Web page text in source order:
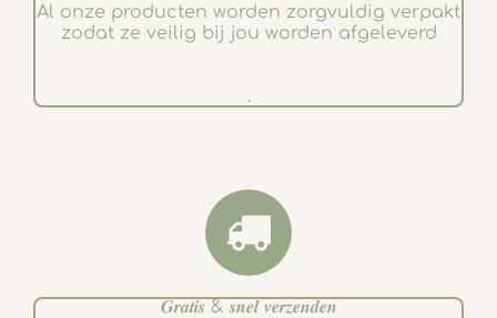
Al onze producten worden zorgvuldig verpakt
zodat ze veilig bij jou worden afgeleverd
.
𝑮𝒓𝒂𝒕𝒊𝒔 & 𝒔𝒏𝒆𝒍 𝒗𝒆𝒓𝒛𝒆𝒏𝒅𝒆𝒏